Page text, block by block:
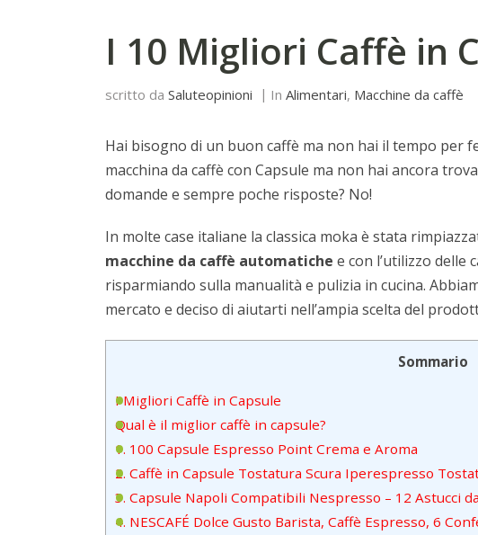
I 10 Migliori Caffè in
scritto da Saluteopinioni In Alimentari, Macchine da caffè
Hai bisogno di un buon caffè ma non hai il tempo per
macchina da caffè con Capsule ma non hai ancora
domande e sempre poche risposte? No!
In molte case italiane la classica moka è stata
macchine da caffè automatiche e con l’utilizzo delle
risparmiando sulla manualità e pulizia in cucina.
mercato e deciso di aiutarti nell’ampia scelta del
Sommario
I Migliori Caffè in Capsule
Qual è il miglior caffè in capsule?
1. 100 Capsule Espresso Point Crema e Aroma
2. Caffè in Capsule Tostatura Scura Iperespresso
3. Capsule Napoli Compatibili Nespresso – 12 Astucci
4. NESCAFÉ Dolce Gusto Barista, Caffè Espresso, 6